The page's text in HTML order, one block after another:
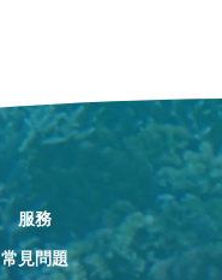
服務
常見問題